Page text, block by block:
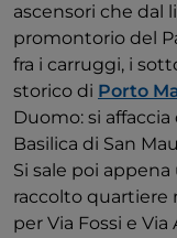
ascensori che dal
promontorio del
fra i carruggi, i
storico di Porto
Duomo: si
Basilica di San
Si sale poi
raccolto quartiere
per Via Fossi e